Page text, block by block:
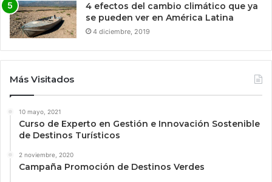
4 efectos del cambio climático que ya
se pueden ver en América Latina
4 diciembre, 2019
Más Visitados
10 mayo, 2021
Curso de Experto en Gestión e Innovación Sostenible
de Destinos Turísticos
2 noviembre, 2020
Campaña Promoción de Destinos Verdes